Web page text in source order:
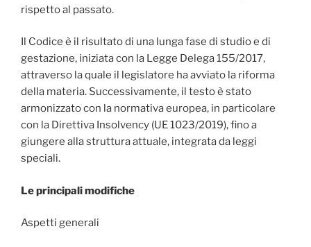
rispetto al passato.
Il Codice è il risultato di una lunga fase di studio e di
gestazione, iniziata con la Legge Delega 155/2017,
attraverso la quale il legislatore ha avviato la riforma
della materia. Successivamente, il testo è stato
armonizzato con la normativa europea, in particolare
con la Direttiva Insolvency (UE 1023/2019), fino a
giungere alla struttura attuale, integrata da leggi
speciali.
Le principali modifiche
Aspetti generali